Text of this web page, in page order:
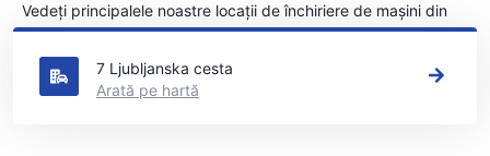
Vedeți principalele noastre locații de închiriere de mașini din
Bled
7 Ljubljanska cesta
Arată pe hartă